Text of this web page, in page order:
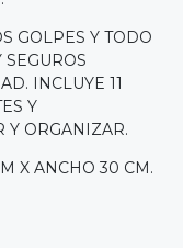
GOLPES Y TODO
INCLUYE 11
Y
Y ORGANIZAR.
X ANCHO 30 CM.